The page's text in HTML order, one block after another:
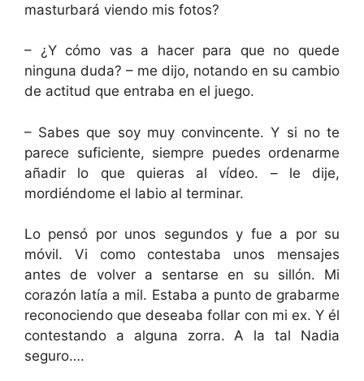
masturbará viendo mis fotos?
– ¿Y cómo vas a hacer para que no quede
ninguna duda? – me dijo, notando en su cambio
de actitud que entraba en el juego.
– Sabes que soy muy convincente. Y si no te
parece suficiente, siempre puedes ordenarme
añadir lo que quieras al vídeo. – le dije,
mordiéndome el labio al terminar.
Lo pensó por unos segundos y fue a por su
móvil. Vi como contestaba unos mensajes
antes de volver a sentarse en su sillón. Mi
corazón latía a mil. Estaba a punto de grabarme
reconociendo que deseaba follar con mi ex. Y él
contestando a alguna zorra. A la tal Nadia
seguro….